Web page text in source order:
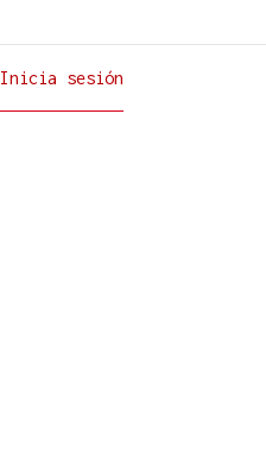
Inicia sesión